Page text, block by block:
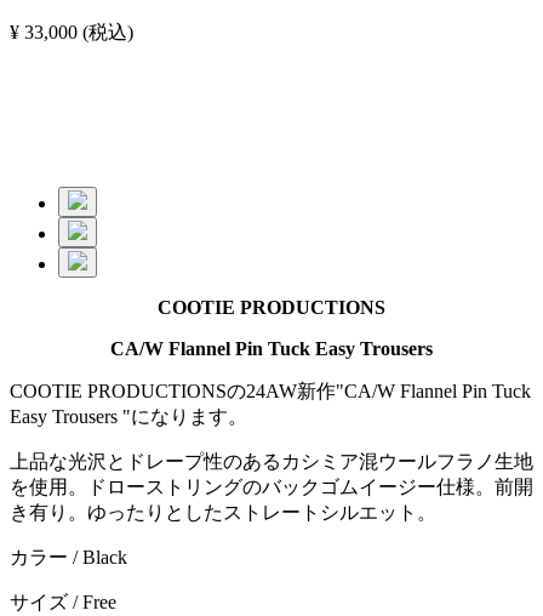
¥ 33,000 (税込)
COOTIE PRODUCTIONS
CA/W Flannel Pin Tuck Easy Trousers
COOTIE PRODUCTIONSの24AW新作"CA/W Flannel Pin Tuck
Easy Trousers "になります。
上品な光沢とドレープ性のあるカシミア混ウールフラノ生地
を使用。ドローストリングのバックゴムイージー仕様。前開
き有り。ゆったりとしたストレートシルエット。
カラー / Black
サイズ / Free